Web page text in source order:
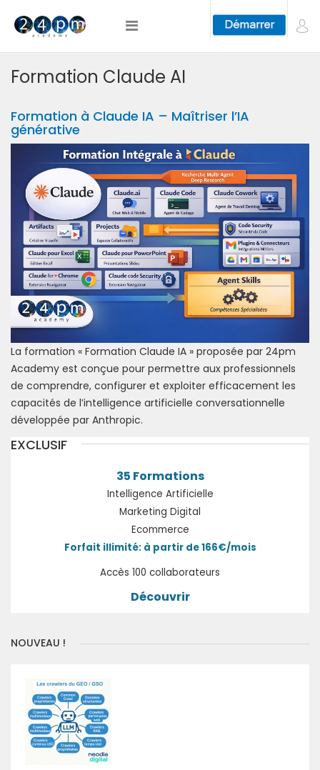
Formation Claude AI
Formation à Claude IA – Maîtriser l’IA
générative
La formation « Formation Claude IA » proposée par 24pm
Academy est conçue pour permettre aux professionnels
de comprendre, configurer et exploiter efficacement les
capacités de l’intelligence artificielle conversationnelle
développée par Anthropic.
EXCLUSIF
35 Formations
Intelligence Artificielle
Marketing Digital
Ecommerce
Forfait illimité: à partir de 166€/mois
Accès 100 collaborateurs
Découvrir
NOUVEAU !